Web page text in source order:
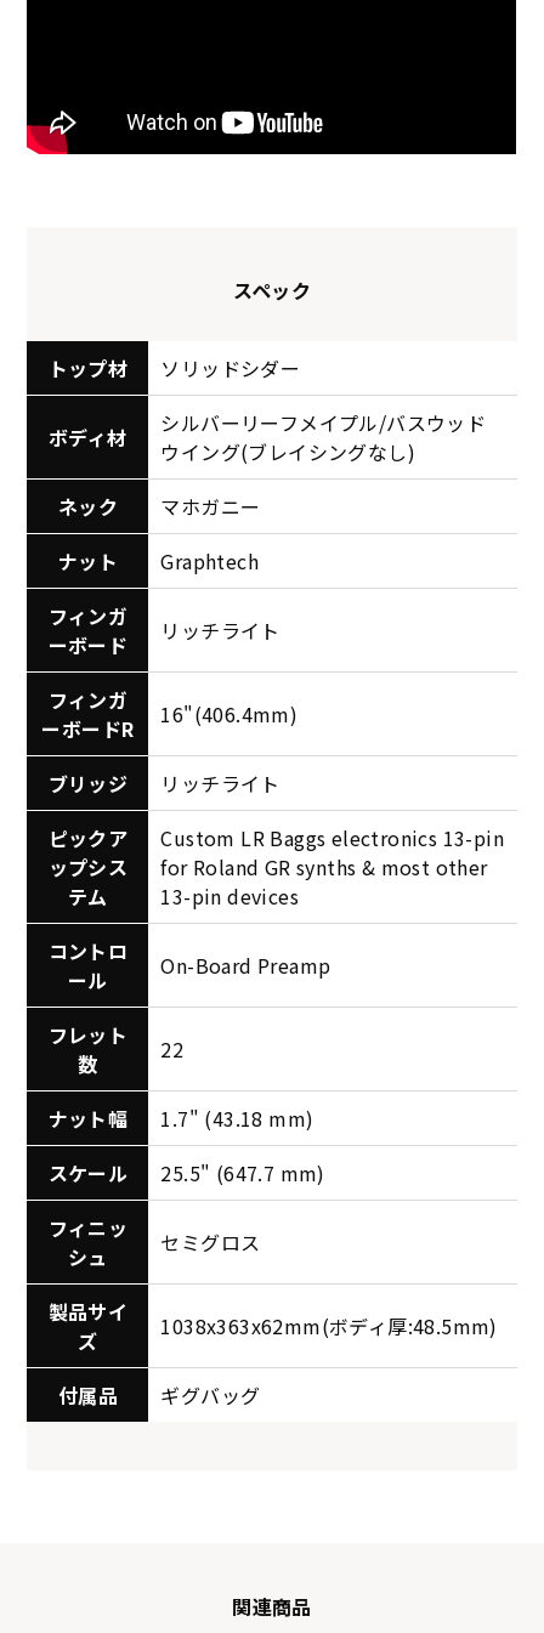
スペック
トップ材 ソリッドシダー
ボディ材
シルバーリーフメイプル/バスウッド
ウイング(ブレイシングなし)
ネック
マホガニー
ナット
Graphtech
フィンガ
ーボード
リッチライト
フィンガ
ーボードR
16"(406.4mm)
ブリッジ
リッチライト
ピックア
ップシス
テム
Custom LR Baggs electronics 13-pin
for Roland GR synths & most other
13-pin devices
コントロ
ール
On-Board Preamp
フレット
数
22
ナット幅
1.7" (43.18 mm)
スケール
25.5" (647.7 mm)
フィニッ
シュ
セミグロス
製品サイ
ズ
1038x363x62mm(ボディ厚:48.5mm)
付属品 ギグバッグ
関連商品